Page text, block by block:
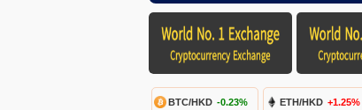
BTC/HKD -0.23% ETH/HKD +1.25%